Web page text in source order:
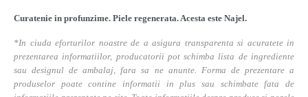
Curatenie in profunzime. Piele regenerata. Acesta este Najel.
*In ciuda eforturilor noastre de a asigura transparenta si acuratete in
prezentarea informatiilor, producatorii pot schimba lista de ingrediente
sau designul de ambalaj, fara sa ne anunte. Forma de prezentare a
produselor poate contine informatii in plus sau schimbate fata de